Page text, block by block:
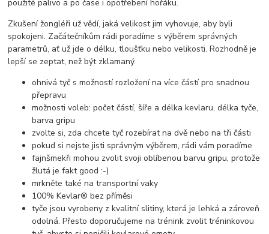
použité palivo a po čase i opotřebení hořáku.
Zkušení žongléři už vědí, jaká velikost jim vyhovuje, aby byli
spokojeni. Začátečníkům rádi poradíme s výběrem správných
parametrů, ať už jde o délku, tloušťku nebo velikosti. Rozhodně je
lepší se zeptat, než být zklamaný.
ohnivá tyč s možností rozložení na více částí pro snadnou
přepravu
možnosti voleb: počet částí, šíře a délka kevlaru, délka tyče,
barva gripu
zvolte si, zda chcete tyč rozebírat na dvě nebo na tři části
pokud si nejste jisti správným výběrem, rádi vám poradíme
fajnšmekři mohou zvolit svoji oblíbenou barvu gripu, protože
žlutá je fakt good :-)
mrkněte také na transportní vaky
100% Kevlar® bez příměsi
tyče jsou vyrobeny z kvalitní slitiny, která je lehká a zároveň
odolná. Přesto doporučujeme na trénink zvolit tréninkovou